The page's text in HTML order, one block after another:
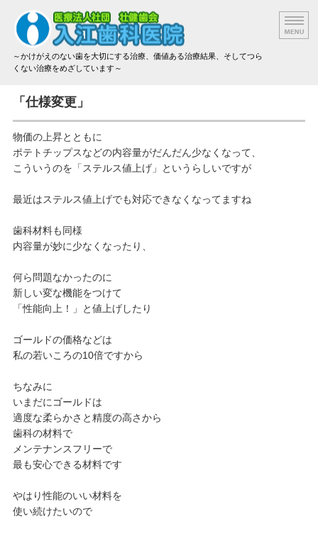
～かけがえのない歯を大切にする治療、価値ある治療結果、そしてつら
くない治療をめざしています～
院長挨拶
設備と技術
治療方法と材料
「仕様変更」
物価の上昇とともに
ポテトチップスなどの内容量がだんだん少なくなって、
こういうのを「ステルス値上げ」というらしいですが
最近はステルス値上げでも対応できなくなってますね
歯科材料も同様
内容量が妙に少なくなったり、
何ら問題なかったのに
新しい変な機能をつけて
「性能向上！」と値上げしたり
ゴールドの価格などは
私の若いころの10倍ですから
ちなみに
いまだにゴールドは
適度な柔らかさと精度の高さから
歯科の材料で
メンテナンスフリーで
最も安心できる材料です
やはり性能のいい材料を
使い続けたいので